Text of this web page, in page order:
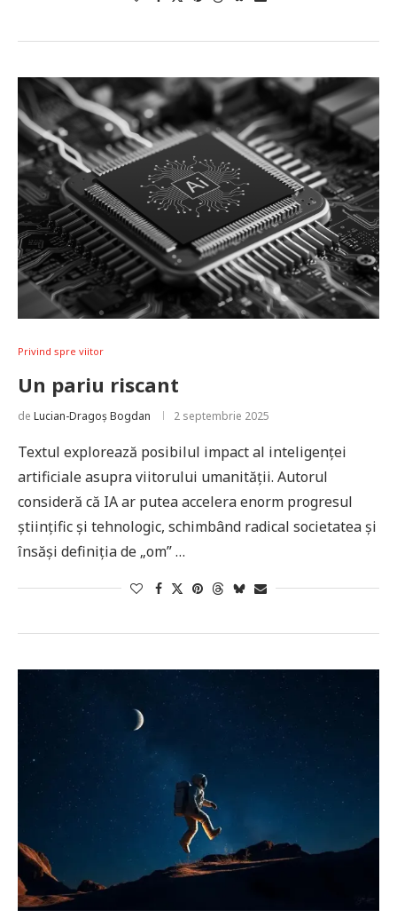
Privind spre viitor
Un pariu riscant
de Lucian-Dragoș Bogdan 2 septembrie 2025
Textul explorează posibilul impact al inteligenței
artificiale asupra viitorului umanității. Autorul
consideră că IA ar putea accelera enorm progresul
științific și tehnologic, schimbând radical societatea și
însăși definiția de „om” …